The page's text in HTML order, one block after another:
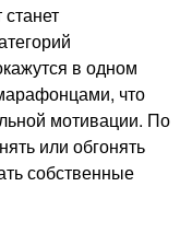
в одном
что
мотивации. По
или обгонять
собственные